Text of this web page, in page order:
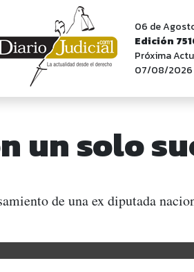
06 de
Edición
Próxima
07/08/2026
un solo
de una ex diputada